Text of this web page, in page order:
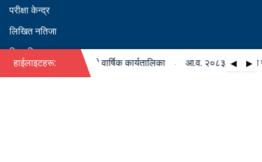
परीक्षा केन्द्र
लिखित नतिजा
सिफारिस
हाईलाइटहरू: ◀ ▶
०८४ को पदपूर्ति सम्बन्धी वार्षिक कार्यतालिका आ.व. २०८३/०८४ को